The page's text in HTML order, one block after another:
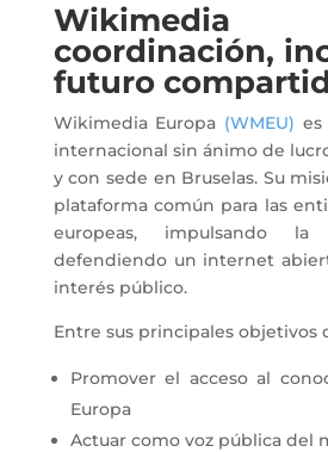
Wikimedia
coordinación,
futuro
Wikimedia Europa (WMEU) es
internacional sin ánimo de
y con sede en Bruselas. Su
plataforma común para las
europeas, impulsando
defendiendo un internet
interés público.
Entre sus principales objetivos
Promover el acceso al
Europa
Actuar como voz pública del